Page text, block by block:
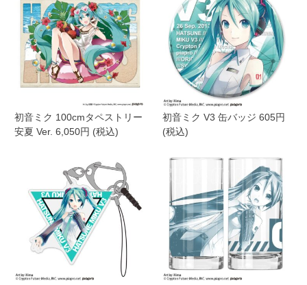
初音ミク 100cmタペストリー
安夏 Ver. 6,050円 (税込)
初音ミク V3 缶バッジ 605円
(税込)